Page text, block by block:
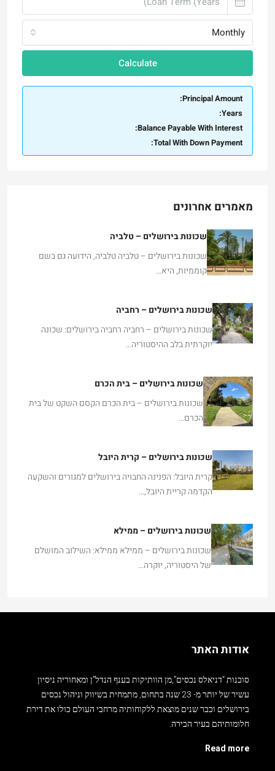
Monthly
Calculate
Principal Amount:
Years:
Balance Payable With Interest:
Total With Down Payment:
מאמרים אחרונים
שכונות בירושלים – טלביה
שכונות בירושלים – טלביה טלביה, הידועה גם בשם
קוממיות, היא…
שכונות בירושלים – רחביה
שכונות בירושלים – רחביה רחביה בירושלים: שכונה
יוקרתית בלב ההיסטוריה…
שכונות בירושלים – בית הכרם
שכונות בירושלים – בית הכרם הקסם השקט של בית
הכרם…
שכונות בירושלים – קרית היובל
קרית היובל: הפנינה החבויה בירושלים למגורים והשקעה
הקדמה קריית היובל,…
שכונות בירושלים – ממילא
שכונות בירושלים – ממילא ממילא: השילוב המושלם
של היסטוריה, יוקרה…
אודות האתר
סוכנות “דניאלס נכסים”,מן הוותיקות בענף הנדל”ן ומאחוריה ניסיון
עשיר של יותר מ- 23 שנה בתחום, מתמחית בשיווק וניהול נכסים
בירושלים וכבר שנים מוצאת ללקוחותיה מרחבי העולם כולו את דירת
חלומותיהם בעיר הבירה.
Read more